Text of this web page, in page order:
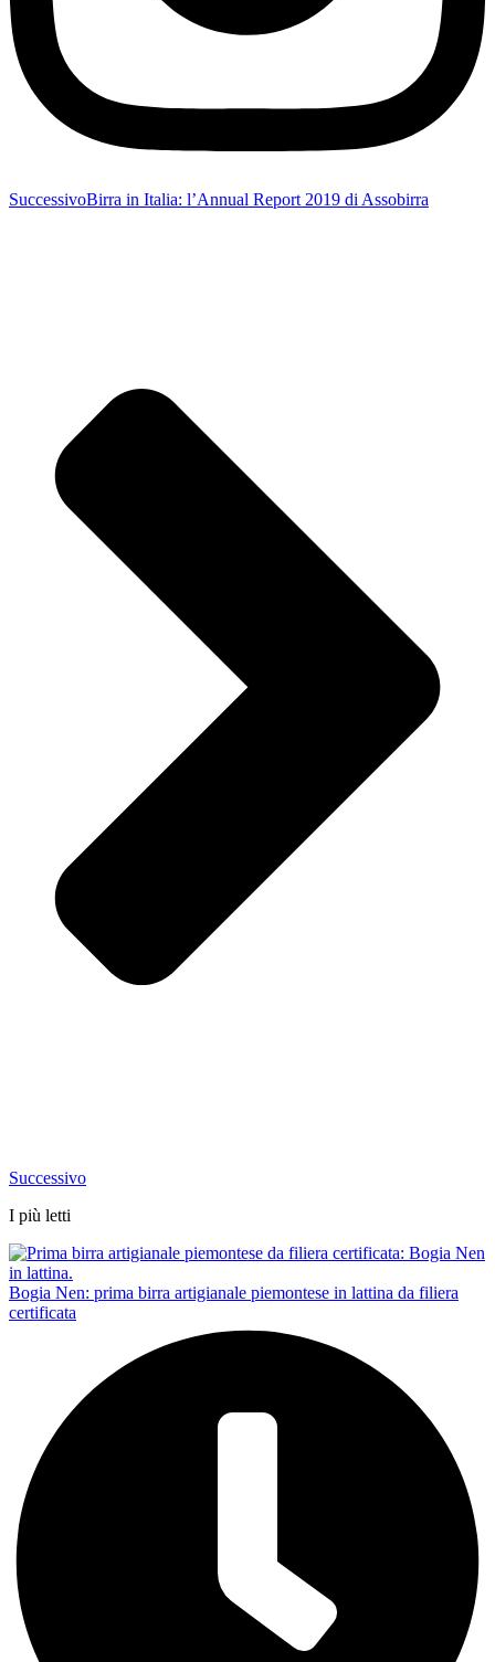
SuccessivoBirra in Italia: l’Annual Report 2019 di Assobirra
Successivo
I più letti
Bogia Nen: prima birra artigianale piemontese in lattina da filiera
certificata